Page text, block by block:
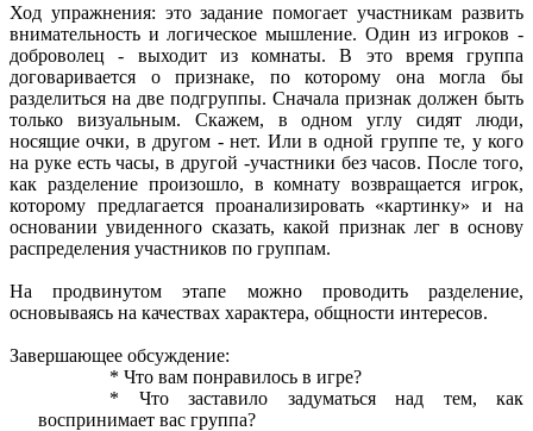
Ход упражнения: это задание помогает участникам развить
внимательность и логическое мышление. Один из игроков -
доброволец - выходит из комнаты. В это время группа
договаривается о признаке, по которому она могла бы
разделиться на две подгруппы. Сначала признак должен быть
только визуальным. Скажем, в одном углу сидят люди,
носящие очки, в другом - нет. Или в одной группе те, у кого
на руке есть часы, в другой -участники без часов. После того,
как разделение произошло, в комнату возвращается игрок,
которому предлагается проанализировать «картинку» и на
основании увиденного сказать, какой признак лег в основу
распределения участников по группам.
На продвинутом этапе можно проводить разделение,
основываясь на качествах характера, общности интересов.
Завершающее обсуждение:
Что вам понравилось в игре?
Что заставило задуматься над тем, как
воспринимает вас группа?